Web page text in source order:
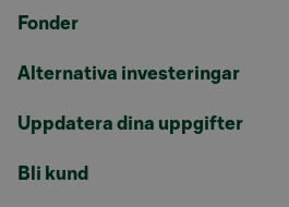
Fonder
Alternativa investeringar
Uppdatera dina uppgifter
Bli kund